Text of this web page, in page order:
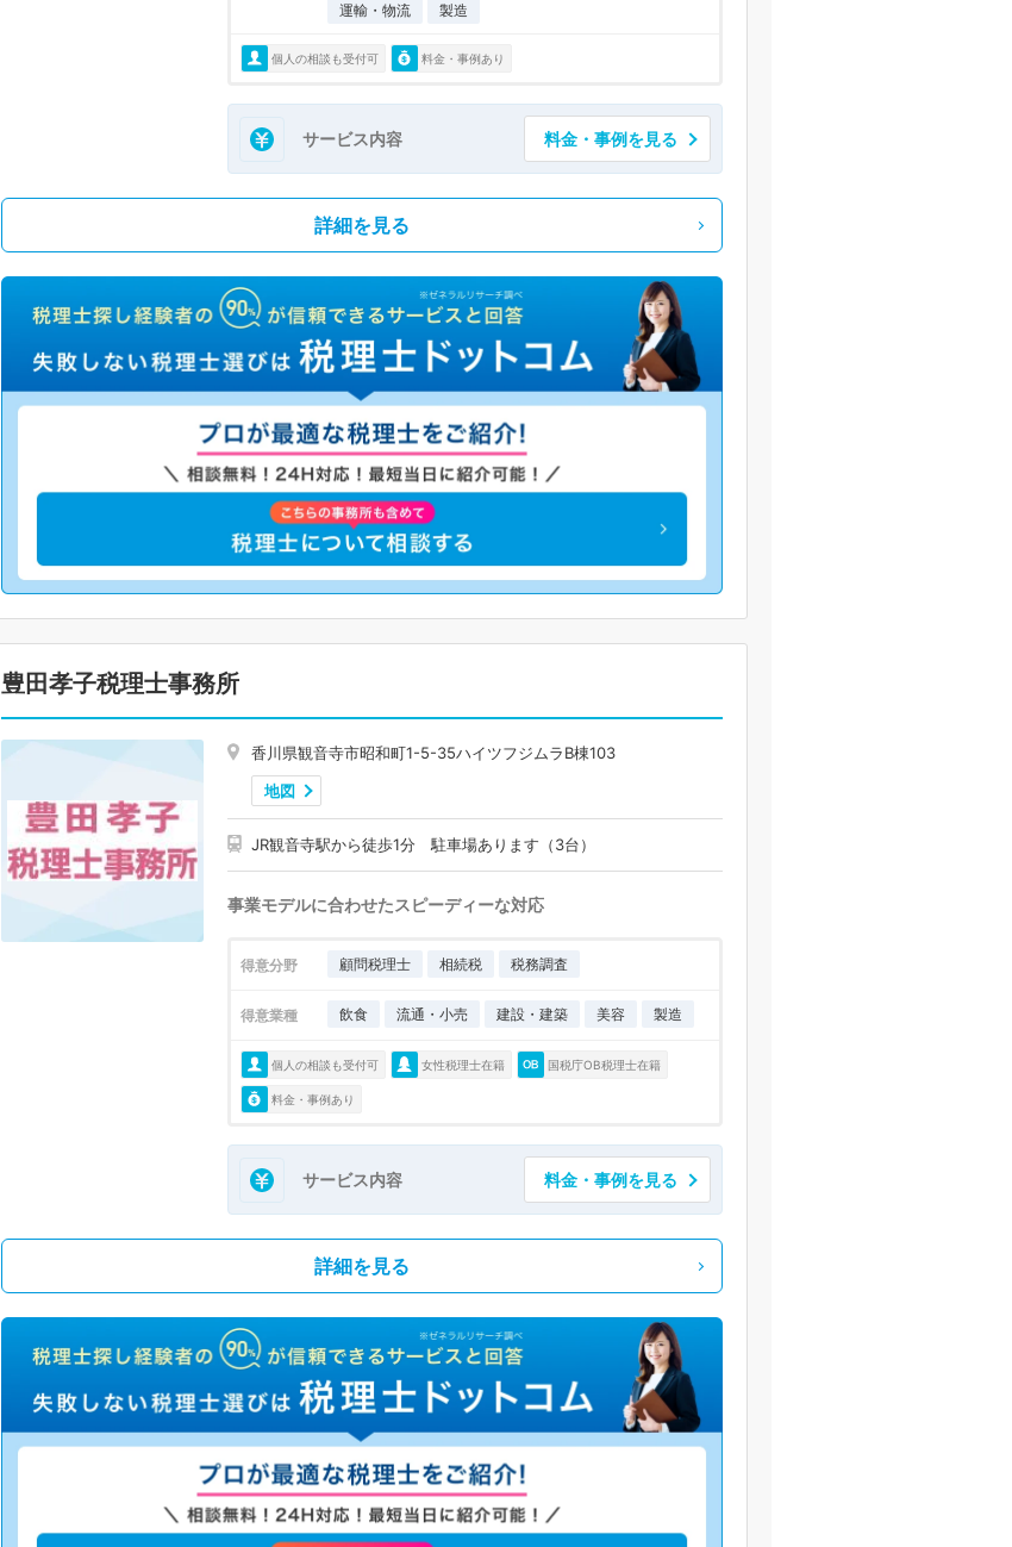
運輸・物流
製造
個人の相談も受付可 料金・事例あり
サービス内容 料金・事例を見る
詳細を見る
豊田孝子税理士事務所
香川県観音寺市昭和町1-5-35ハイツフジムラB棟103
地図
JR観音寺駅から徒歩1分 駐車場あります（3台）
事業モデルに合わせたスピーディーな対応
得意分野 顧問税理士 相続税 税務調査
得意業種 飲食 流通・小売 建設・建築 美容 製造
個人の相談も受付可 女性税理士在籍 国税庁OB税理士在籍
料金・事例あり
サービス内容 料金・事例を見る
詳細を見る